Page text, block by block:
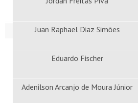
Juan Raphael Diaz Simões
Eduardo Fischer
Adenilson Arcanjo de Moura Júnior